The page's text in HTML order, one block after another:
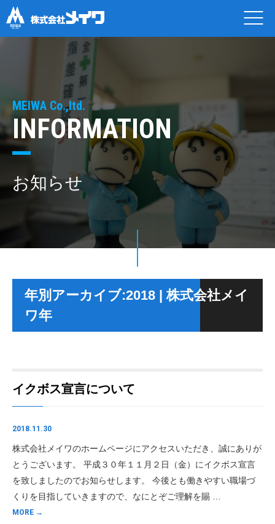
MEIWA Co.,ltd.
INFORMATION
お知らせ
年別アーカイブ:2018 | 株式会社メイ
ワ年
イクボス宣言について
2018.11.30
株式会社メイワのホームページにアクセスいただき、誠にありが
とうございます。 平成３０年１１月２日（金）にイクボス宣言
を致しましたのでお知らせします。 今後とも働きやすい職場づ
くりを目指していきますので、なにとぞご理解を賜 …
MORE →